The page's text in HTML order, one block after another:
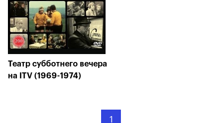
Театр субботнего вечера
на ITV (1969-1974)
1